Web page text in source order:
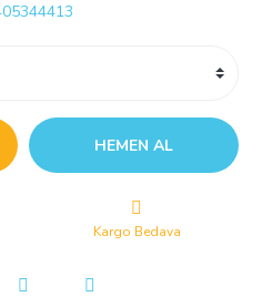
HEMEN AL
Kargo Bedava